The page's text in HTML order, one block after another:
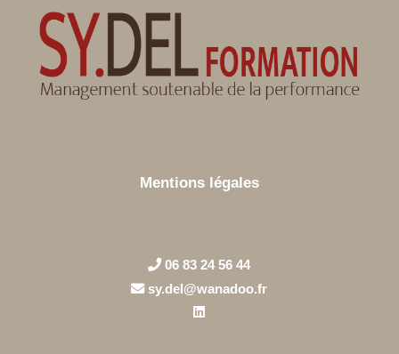
Mentions légales
06 83 24 56 44
sy.del@wanadoo.fr